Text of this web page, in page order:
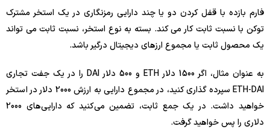
فارم بازده با قفل کردن دو یا چند دارایی رمزنگاری در یک استخر مشترک
توکن با نسبت ثابت کار می کند. بسته به نوع استخر، نسبت ثابت می تواند
یک محصول ثابت یا مجموع ارزهای دیجیتال درگیر باشد.
به عنوان مثال، اگر 1500 دلار ETH و 500 دلار DAI را در یک جفت تجاری
ETH-DAI سپرده گذاری کنید، در مجموع دارایی به ارزش 2000 دلار در استخر
خواهید داشت. در یک جمع ثابت، تضمین می‌کنید که دارایی‌های 2000
دلاری را پس خواهید گرفت.